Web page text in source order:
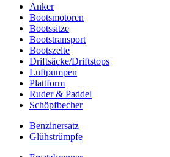
Anker
Bootsmotoren
Bootssitze
Bootstransport
Bootszelte
Driftsäcke/Driftstops
Luftpumpen
Plattform
Ruder & Paddel
Schöpfbecher
Benzinersatz
Glühstrümpfe